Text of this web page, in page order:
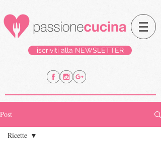
iscriviti alla NEWSLETTER
Post
Ricette